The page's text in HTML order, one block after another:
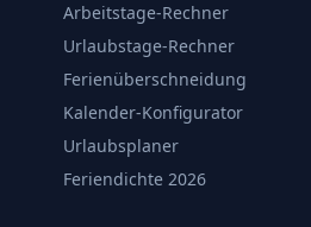
Arbeitstage-Rechner
Urlaubstage-Rechner
Ferienüberschneidung
Kalender-Konfigurator
Urlaubsplaner
Feriendichte 2026